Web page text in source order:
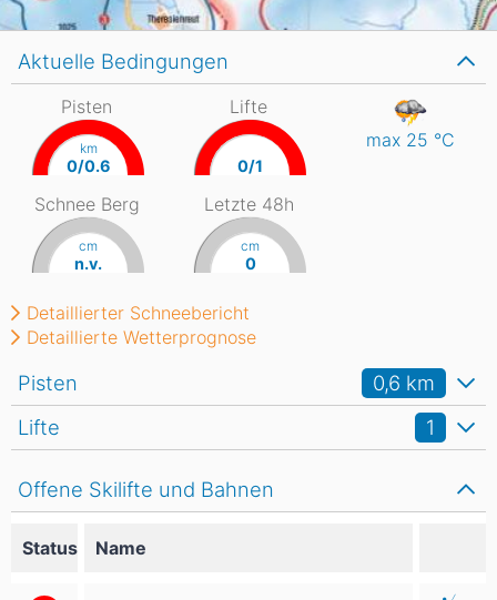
Offene Skilifte und Bahnen
Status Name
Lifte 1
Pisten 0,6 km
Aktuelle Bedingungen
Pisten
km
0/0.6
Lifte
0/1
max 25 °C
Schnee Berg
cm
n.v.
Letzte 48h
cm
0
Detaillierter Schneebericht
Detaillierte Wetterprognose